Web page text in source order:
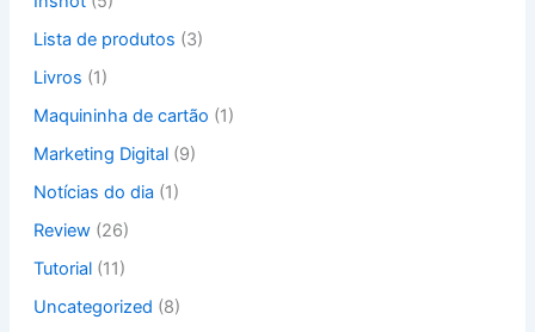
Lista de produtos (3)
Livros (1)
Maquininha de cartão (1)
Marketing Digital(9)
Notícias do dia (1)
Review(26)
Tutorial(11)
Uncategorized (8)